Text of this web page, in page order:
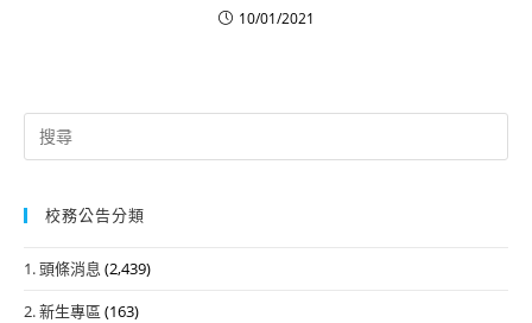
10/01/2021
Search
for:
校務公告分類
1. 頭條消息 (2,439)
2. 新生專區 (163)